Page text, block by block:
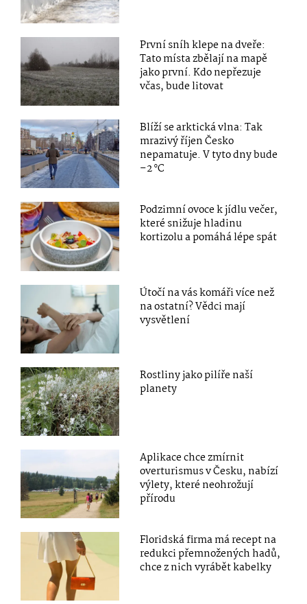
První sníh klepe na dveře:
Tato místa zbělají na mapě
jako první. Kdo nepřezuje
včas, bude litovat
Blíží se arktická vlna: Tak
mrazivý říjen Česko
nepamatuje. V tyto dny bude
–2 °C
Podzimní ovoce k jídlu večer,
které snižuje hladinu
kortizolu a pomáhá lépe spát
Útočí na vás komáři více než
na ostatní? Vědci mají
vysvětlení
Rostliny jako pilíře naší
planety
Aplikace chce zmírnit
overturismus v Česku, nabízí
výlety, které neohrožují
přírodu
Floridská firma má recept na
redukci přemnožených hadů,
chce z nich vyrábět kabelky